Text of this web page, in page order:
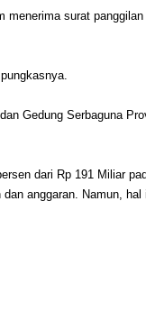
surat
Gedung Serbaguna
dari Rp 191 Miliar
anggaran. Namun,